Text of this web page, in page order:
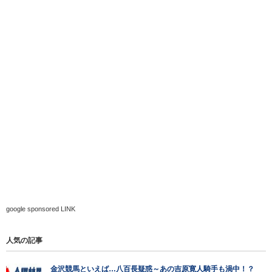
google sponsored LINK
人気の記事
金沢競馬といえば…八百長疑惑～あの吉原寛人騎手も渦中！？